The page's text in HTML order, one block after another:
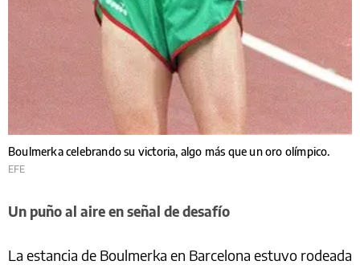
Boulmerka celebrando su victoria, algo más que un oro olímpico.
EFE
Un puño al aire en señal de desafío
La estancia de Boulmerka en Barcelona estuvo rodeada